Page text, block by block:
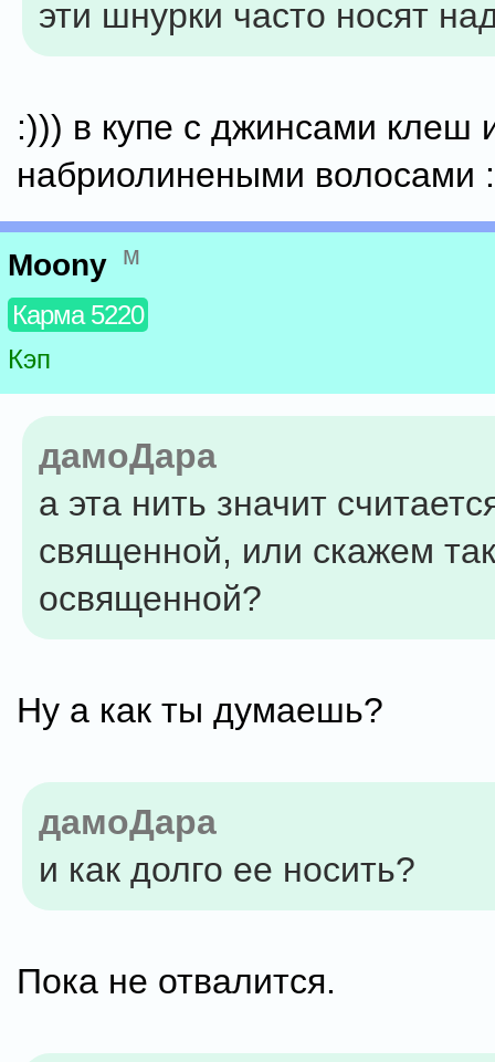
эти шнурки часто носят
:))) в купе с джинсами клеш
набриолинеными волосами
Moony м
Карма 5220
Кэп
дамоДара
а эта нить значит
священной, или скажем
освященной?
Ну а как ты думаешь?
дамоДара
и как долго ее носить?
Пока не отвалится.